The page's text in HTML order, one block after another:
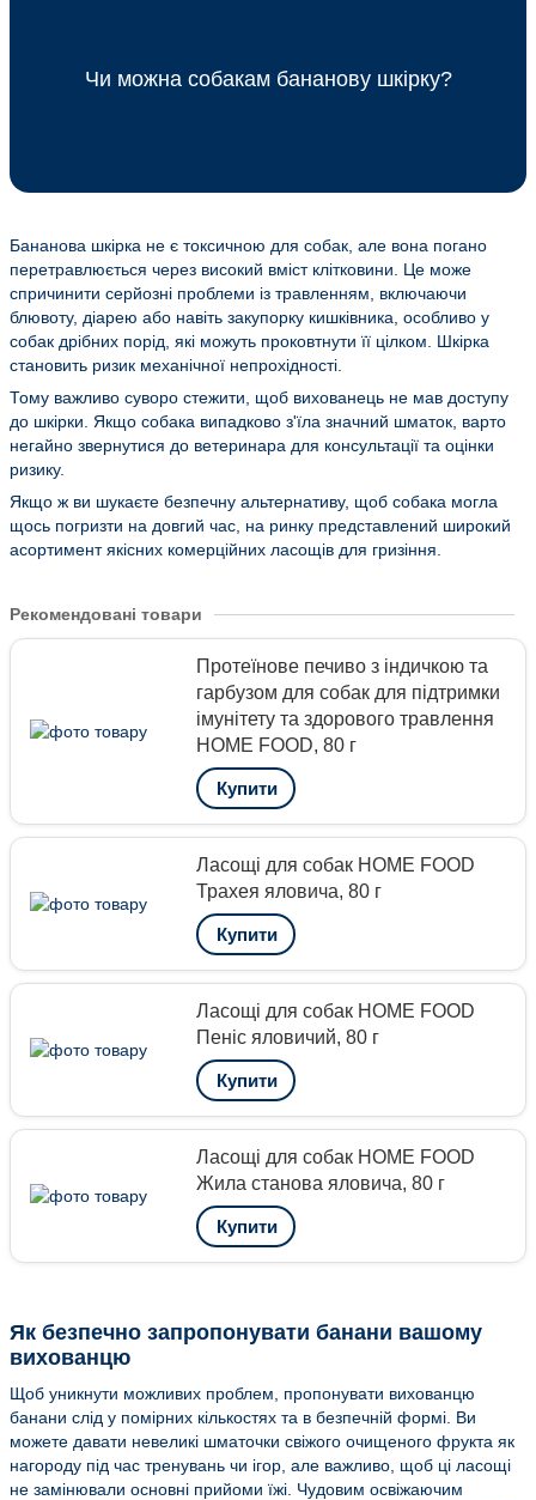
Чи можна собакам бананову шкірку?
Бананова шкірка не є токсичною для собак, але вона погано
перетравлюється через високий вміст клітковини. Це може
спричинити серйозні проблеми із травленням, включаючи
блювоту, діарею або навіть закупорку кишківника, особливо у
собак дрібних порід, які можуть проковтнути її цілком. Шкірка
становить ризик механічної непрохідності.
Тому важливо суворо стежити, щоб вихованець не мав доступу
до шкірки. Якщо собака випадково з'їла значний шматок, варто
негайно звернутися до ветеринара для консультації та оцінки
ризику.
Якщо ж ви шукаєте безпечну альтернативу, щоб собака могла
щось погризти на довгий час, на ринку представлений широкий
асортимент якісних комерційних ласощів для гризіння.
Рекомендовані товари
Протеїнове печиво з індичкою та
гарбузом для собак для підтримки
імунітету та здорового травлення
HOME FOOD, 80 г
Купити
Ласощі для собак HOME FOOD
Трахея яловича, 80 г
Купити
Ласощі для собак HOME FOOD
Пеніс яловичий, 80 г
Купити
Ласощі для собак HOME FOOD
Жила станова яловича, 80 г
Купити
Як безпечно запропонувати банани вашому
вихованцю
Щоб уникнути можливих проблем, пропонувати вихованцю
банани слід у помірних кількостях та в безпечній формі. Ви
можете давати невеликі шматочки свіжого очищеного фрукта як
нагороду під час тренувань чи ігор, але важливо, щоб ці ласощі
не замінювали основні прийоми їжі. Чудовим освіжаючим